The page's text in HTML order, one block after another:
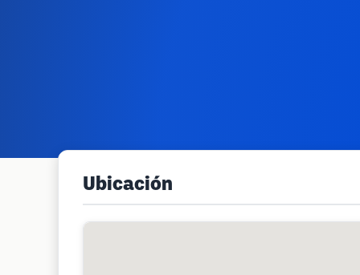
Ubicación